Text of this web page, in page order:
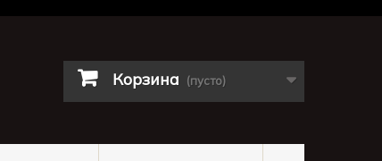
Корзина (пусто)